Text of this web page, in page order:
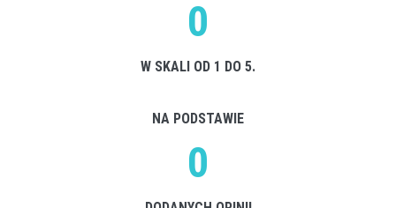
0
W SKALI OD 1 DO 5.
NA PODSTAWIE
0